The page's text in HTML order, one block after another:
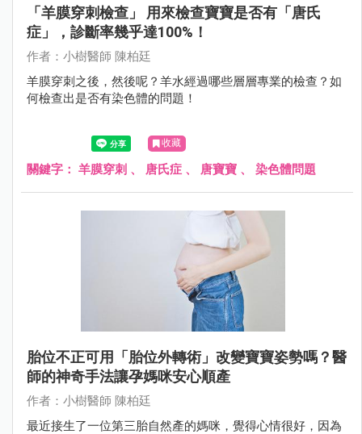
「羊膜穿刺檢查」 用來檢查寶寶是否有「唐氏
症」，診斷率幾乎達100%！
作者：小樹醫師 陳柏廷
羊膜穿刺之後，然後呢？羊水經過哪些層層專業的檢查？如
何檢查出是否有染色體的問題！
收藏
關鍵字： 羊膜穿刺 、 唐氏症 、 唐寶寶 、 染色體問題
胎位不正可用「胎位外轉術」改變寶寶姿勢嗎？醫
師的神奇手法讓孕媽咪安心順產
作者：小樹醫師 陳柏廷
最近接生了一位第三胎自然產的媽咪，覺得心情很好，因為